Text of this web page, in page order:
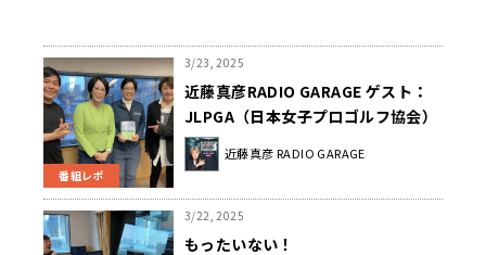
番組レポ
3/23, 2025
近藤真彦RADIO GARAGE ゲスト：
JLPGA（日本女子プロゴルフ協会）
競技委員 阿蘇紀子さん、中﨑典子
さん①
近藤真彦 RADIO GARAGE
3/22, 2025
もったいない！